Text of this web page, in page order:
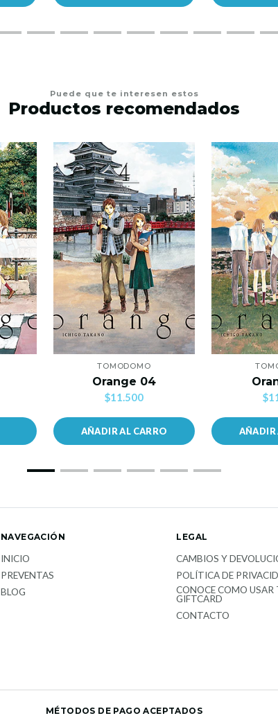
Puede que te interesen estos
Productos recomendados
TOMODOMO
Orange 04
$11.500
AÑADIR AL CARRO AÑADIR
NAVEGACIÓN
INICIO
PREVENTAS
BLOG
LEGAL
CAMBIOS Y
POLÍTICA DE
CONOCE COMO USAR
GIFTCARD
CONTACTO
MÉTODOS DE PAGO ACEPTADOS